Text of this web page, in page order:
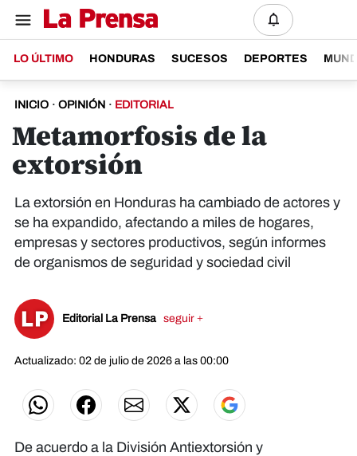
LO ÚLTIMO HONDURAS SUCESOS DEPORTES
INICIO · OPINIÓN · EDITORIAL
Metamorfosis de la
extorsión
La extorsión en Honduras ha cambiado de actores y
se ha expandido, afectando a miles de hogares,
empresas y sectores productivos, según informes
de organismos de seguridad y sociedad civil
Editorial La Prensa seguir +
Actualizado: 02 de julio de 2026 a las 00:00
De acuerdo a la División Antiextorsión y